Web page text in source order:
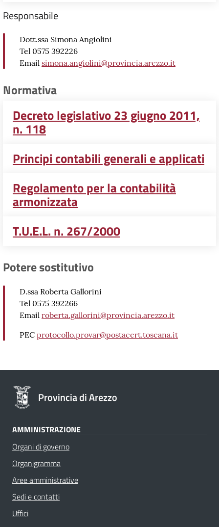
Responsabile
Dott.ssa Simona Angiolini
Tel 0575 392226
Email simona.angiolini@provincia.arezzo.it
Normativa
Decreto legislativo 23 giugno 2011,
n. 118
Principi contabili generali e applicati
Regolamento per la contabilità
armonizzata
T.U.E.L. n. 267/2000
Potere sostitutivo
D.ssa Roberta Gallorini
Tel 0575 392266
Email roberta.gallorini@provincia.arezzo.it
PEC protocollo.provar@postacert.toscana.it
Provincia di Arezzo
AMMINISTRAZIONE
Organi di governo
Organigramma
Aree amministrative
Sedi e contatti
Uffici